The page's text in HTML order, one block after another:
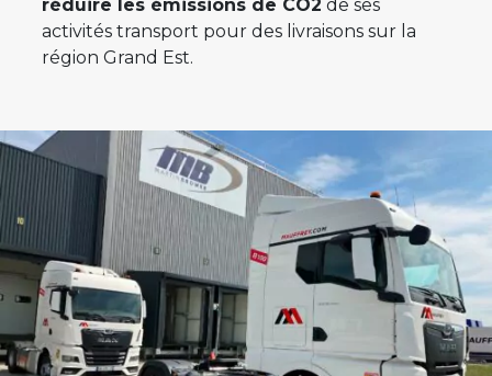
réduire les émissions de CO2 de ses
activités transport pour des livraisons sur la
région Grand Est.